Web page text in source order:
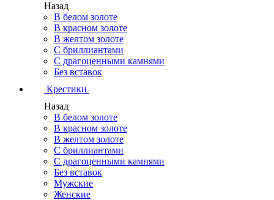
Назад
В белом золоте
В красном золоте
В желтом золоте
С бриллиантами
С драгоценными камнями
Без вставок
Крестики
Назад
В белом золоте
В красном золоте
В желтом золоте
С бриллиантами
С драгоценными камнями
Без вставок
Мужские
Женские